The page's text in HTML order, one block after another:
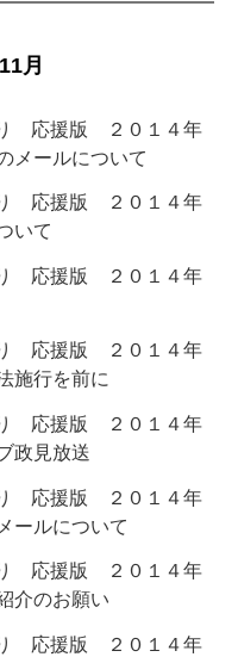
月
応援版 ２０１４年
ールについて
応援版 ２０１４年
いて
応援版 ２０１４年
応援版 ２０１４年
施行を前に
応援版 ２０１４年
政見放送
応援版 ２０１４年
ールについて
応援版 ２０１４年
介のお願い
応援版 ２０１４年